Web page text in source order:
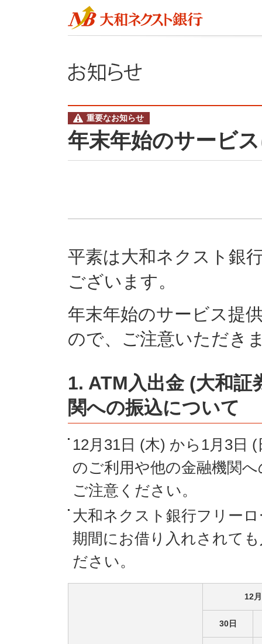
重要なお知らせ
年末年始のサービ
平素は大和ネクスト銀
ございます。
年末年始のサービス提
ので、ご注意いただき
1. ATM入出金 (大和
関への振込について
12月31日 (木) から1月3日
のご利用や他の金融機関
ご注意ください。
大和ネクスト銀行フリー
期間にお借り入れされて
ださい。
12月
30日